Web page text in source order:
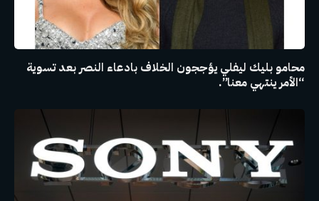
محامو بليك ليفلي يؤججون الخلاف بادعاء النصر بعد تسوية
“الأمر ينتهي معنا”.